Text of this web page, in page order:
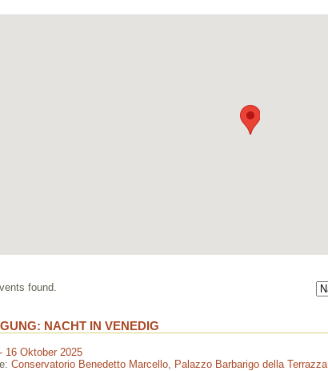
found.
NACHT IN VENEDIG
16 Oktober 2025
Conservatorio Benedetto Marcello Palazzo Barbarigo della Terrazza